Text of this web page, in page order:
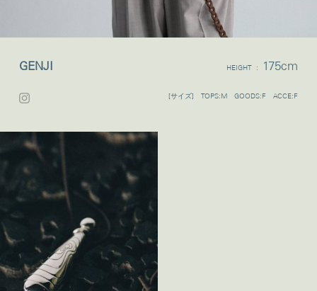
GENJI HEIGHT : 175cm
[サイズ] TOPS:M GOODS:F ACCE:F